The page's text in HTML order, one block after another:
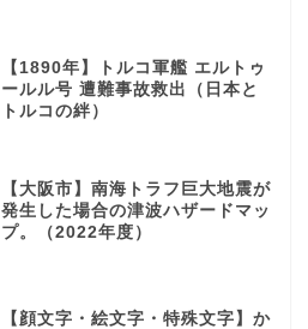
【1890年】トルコ軍艦 エルトゥ
ールル号 遭難事故救出（日本と
トルコの絆）
【大阪市】南海トラフ巨大地震が
発生した場合の津波ハザードマッ
プ。（2022年度）
【顔文字・絵文字・特殊文字】か